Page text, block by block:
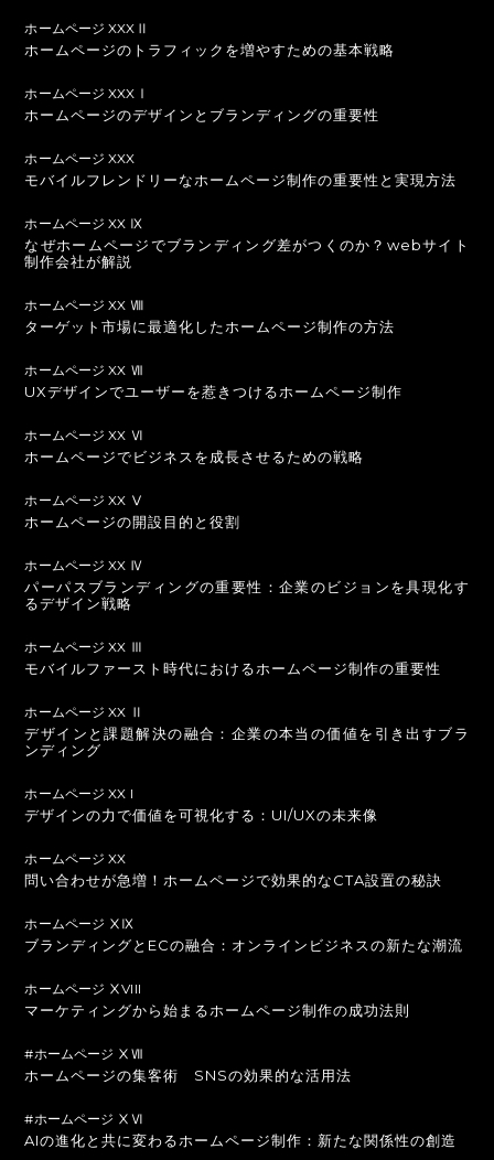
ホームページ XXXⅡ
ホームページのトラフィックを増やすための基本戦略
ホームページ XXXⅠ
ホームページのデザインとブランディングの重要性
ホームページ XXX
モバイルフレンドリーなホームページ制作の重要性と実現方法
ホームページ XX Ⅸ
なぜホームページでブランディング差がつくのか？webサイト
制作会社が解説
ホームページ XX Ⅷ
ターゲット市場に最適化したホームページ制作の方法
ホームページ XX Ⅶ
UXデザインでユーザーを惹きつけるホームページ制作
ホームページ XX Ⅵ
ホームページでビジネスを成長させるための戦略
ホームページ XX Ⅴ
ホームページの開設目的と役割
ホームページ XX Ⅳ
パーパスブランディングの重要性：企業のビジョンを具現化す
るデザイン戦略
ホームページ XX Ⅲ
モバイルファースト時代におけるホームページ制作の重要性
ホームページ XX Ⅱ
デザインと課題解決の融合：企業の本当の価値を引き出すブラ
ンディング
ホームページ XX I
デザインの力で価値を可視化する：UI/UXの未来像
ホームページ XX
問い合わせが急増！ホームページで効果的なCTA設置の秘訣
ホームページ ⅩⅨ
ブランディングとECの融合：オンラインビジネスの新たな潮流
ホームページ ⅩVIII
マーケティングから始まるホームページ制作の成功法則
#ホームページ ⅩⅦ
ホームページの集客術 SNSの効果的な活用法
#ホームページ ⅩⅥ
AIの進化と共に変わるホームページ制作：新たな関係性の創造